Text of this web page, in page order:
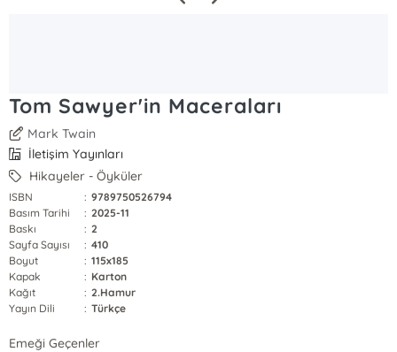
Tom Sawyer'in Maceraları
Mark Twain
İletişim Yayınları
Hikayeler - Öyküler
ISBN : 9789750526794
Basım Tarihi
: 2025-11
Baskı
: 2
Sayfa Sayısı
: 410
Boyut
: 115x185
Kapak
: Karton
Kağıt
: 2.Hamur
Yayın Dili
: Türkçe
Emeği Geçenler